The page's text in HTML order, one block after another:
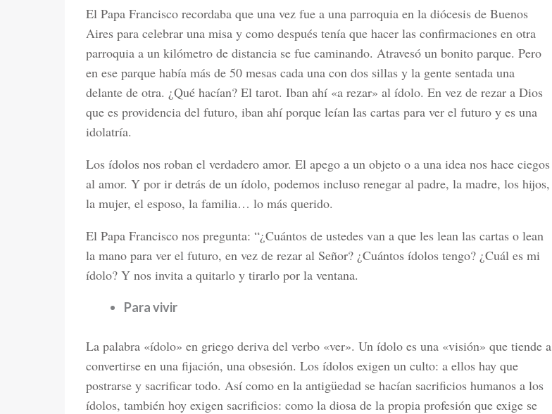
El Papa Francisco recordaba que una vez fue a una parroquia en la diócesis de Buenos
Aires para celebrar una misa y como después tenía que hacer las confirmaciones en otra
parroquia a un kilómetro de distancia se fue caminando. Atravesó un bonito parque. Pero
en ese parque había más de 50 mesas cada una con dos sillas y la gente sentada una
delante de otra. ¿Qué hacían? El tarot. Iban ahí «a rezar» al ídolo. En vez de rezar a Dios
que es providencia del futuro, iban ahí porque leían las cartas para ver el futuro y es una
idolatría.
Los ídolos nos roban el verdadero amor. El apego a un objeto o a una idea nos hace ciegos
al amor. Y por ir detrás de un ídolo, podemos incluso renegar al padre, la madre, los hijos,
la mujer, el esposo, la familia… lo más querido.
El Papa Francisco nos pregunta: “¿Cuántos de ustedes van a que les lean las cartas o lean
la mano para ver el futuro, en vez de rezar al Señor? ¿Cuántos ídolos tengo? ¿Cuál es mi
ídolo? Y nos invita a quitarlo y tirarlo por la ventana.
Para vivir
La palabra «ídolo» en griego deriva del verbo «ver». Un ídolo es una «visión» que tiende a
convertirse en una fijación, una obsesión. Los ídolos exigen un culto: a ellos hay que
postrarse y sacrificar todo. Así como en la antigüedad se hacían sacrificios humanos a los
ídolos, también hoy exigen sacrificios: como la diosa de la propia profesión que exige se